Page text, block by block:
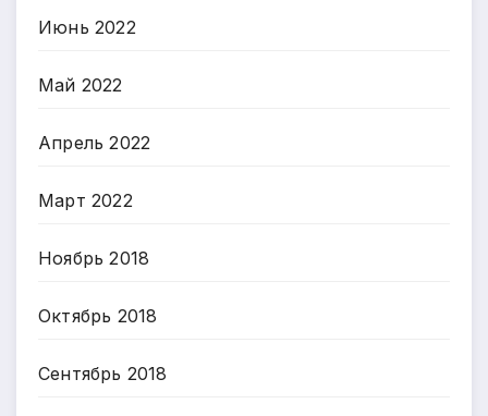
Июнь 2022
Май 2022
Апрель 2022
Март 2022
Ноябрь 2018
Октябрь 2018
Сентябрь 2018